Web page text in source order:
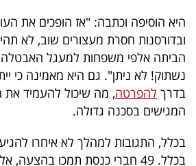
מייל
אדום
פרסמו
היא הוסיפה וכתבה: "אז הופכים את
ובדורסנות חסרת מעצורים שוב, לא
הביתה אלפי משפחות למעגל
נשתוק! לא ניתן". גם היא מאמינה כי
בדרך להפרטה, מה שיכול להעמיד
המגישים בסכנה גדולה.
בכלל, התגובות למהלך לא איחרו